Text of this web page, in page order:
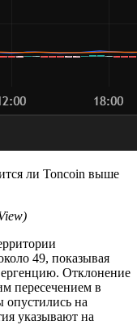
49, показывая
Отклонение
пересечением в
на
указывают на